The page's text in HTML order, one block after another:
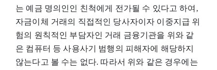
는 예금 명의인인 친척에게 전가될 수 있다고 하여,
자금이체 거래의 직접적인 당사자이자 이중지급 위
험의 원칙적인 부담자인 거래 금융기관을 위와 같
은 컴퓨터 등 사용사기 범행의 피해자에 해당하지
않는다고 볼 수는 없다. 따라서 위와 같은 경우에는